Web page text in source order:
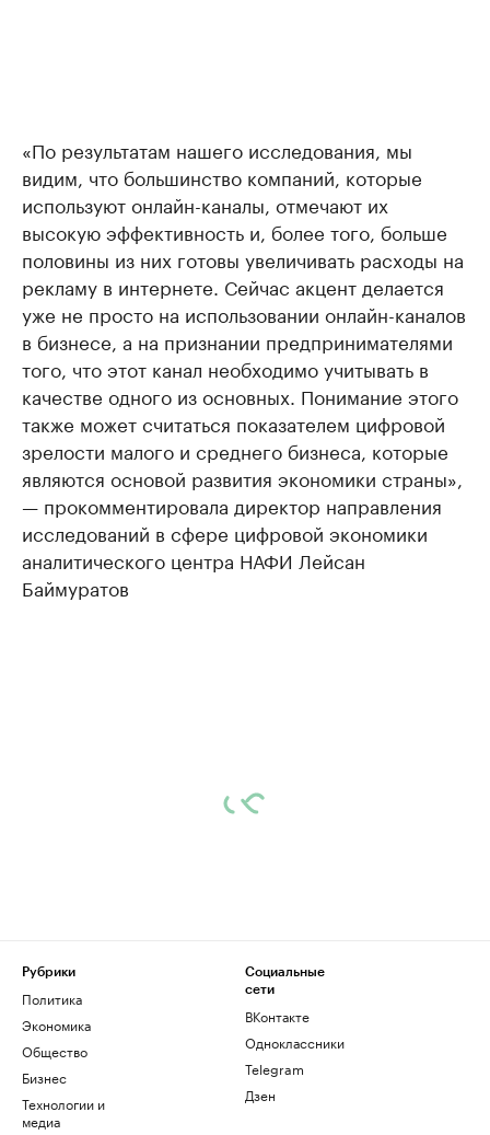
«По результатам нашего исследования, мы
видим, что большинство компаний, которые
используют онлайн-каналы, отмечают их
высокую эффективность и, более того, больше
половины из них готовы увеличивать расходы на
рекламу в интернете. Сейчас акцент делается
уже не просто на использовании онлайн-каналов
в бизнесе, а на признании предпринимателями
того, что этот канал необходимо учитывать в
качестве одного из основных. Понимание этого
также может считаться показателем цифровой
зрелости малого и среднего бизнеса, которые
являются основой развития экономики страны»,
— прокомментировала директор направления
исследований в сфере цифровой экономики
аналитического центра НАФИ Лейсан
Баймуратов
Рубрики
Политика
Экономика
Общество
Бизнес
Технологии и
медиа
Социальные
сети
ВКонтакте
Одноклассники
Telegram
Дзен